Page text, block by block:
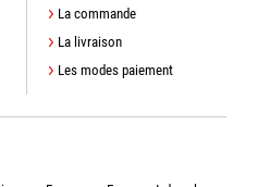
La commande
La livraison
Les modes paiement